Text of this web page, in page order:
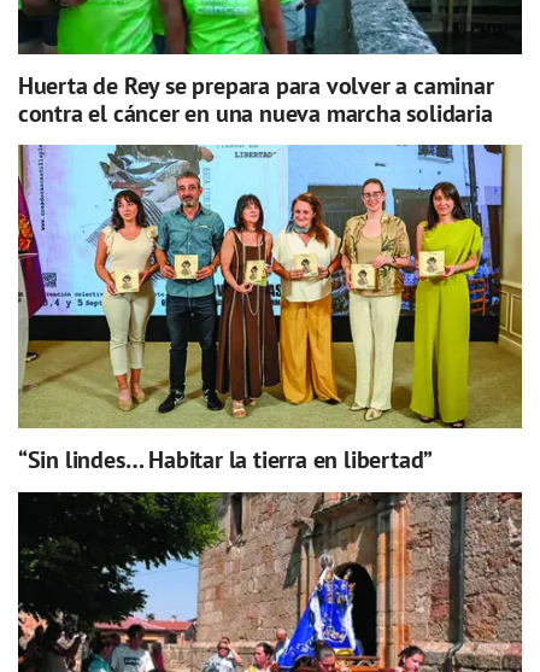
Huerta de Rey se prepara para volver a caminar
contra el cáncer en una nueva marcha solidaria
“Sin lindes… Habitar la tierra en libertad”